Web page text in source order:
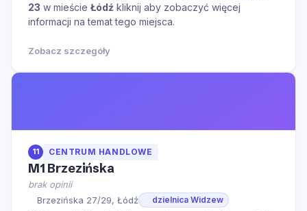
23 w mieście Łódź kliknij aby zobaczyć więcej
informacji na temat tego miejsca.
Zobacz szczegóły
11 CENTRUM HANDLOWE
M1 Brzezińska
brak opinii
Brzezińska 27/29, Łódź
dzielnica Widzew